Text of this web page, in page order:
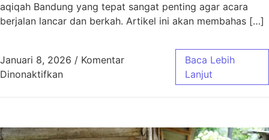
aqiqah Bandung yang tepat sangat penting agar acara
berjalan lancar dan berkah. Artikel ini akan membahas […]
Januari 8, 2026 / Komentar
Dinonaktifkanpada Aqiqah Bandung Paket Murah Jawa
Baca Lebih
Lanjut